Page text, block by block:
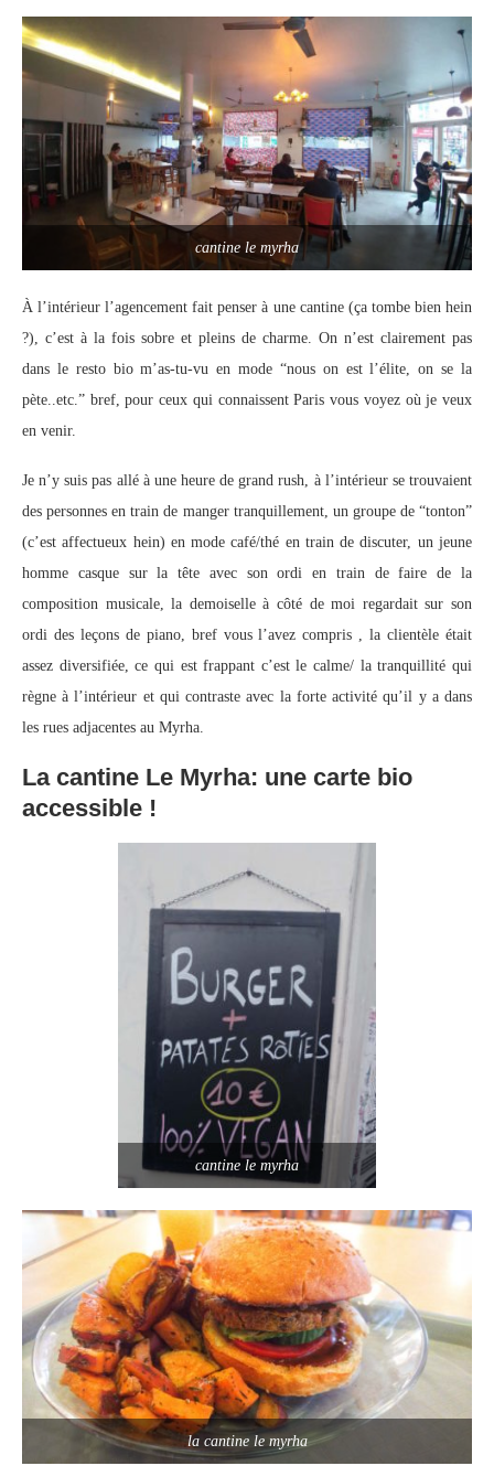
cantine le myrha
À l’intérieur l’agencement fait penser à une cantine (ça tombe bien hein
?), c’est à la fois sobre et pleins de charme. On n’est clairement pas
dans le resto bio m’as-tu-vu en mode “nous on est l’élite, on se la
pète..etc.” bref, pour ceux qui connaissent Paris vous voyez où je veux
en venir.
Je n’y suis pas allé à une heure de grand rush, à l’intérieur se trouvaient
des personnes en train de manger tranquillement, un groupe de “tonton”
(c’est affectueux hein) en mode café/thé en train de discuter, un jeune
homme casque sur la tête avec son ordi en train de faire de la
composition musicale, la demoiselle à côté de moi regardait sur son
ordi des leçons de piano, bref vous l’avez compris , la clientèle était
assez diversifiée, ce qui est frappant c’est le calme/ la tranquillité qui
règne à l’intérieur et qui contraste avec la forte activité qu’il y a dans
les rues adjacentes au Myrha.
La cantine Le Myrha: une carte bio
accessible !
cantine le myrha
la cantine le myrha